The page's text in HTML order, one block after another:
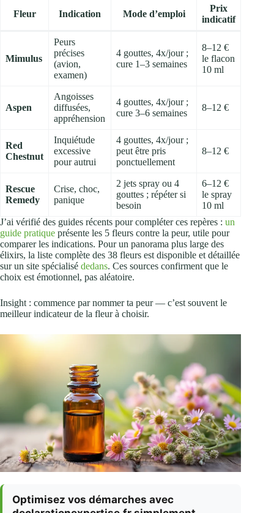
Fleur Indication Mode d’emploi
Prix
indicatif
Mimulus
Peurs
précises
(avion,
examen)
4 gouttes, 4x/jour ;
cure 1–3 semaines
8–12 €
le flacon
10 ml
Aspen
Angoisses
diffusées,
appréhension
4 gouttes, 4x/jour ;
cure 3–6 semaines
8–12 €
Red
Chestnut
Inquiétude
excessive
pour autrui
4 gouttes, 4x/jour ;
peut être pris
ponctuellement
8–12 €
Rescue
Remedy
Crise, choc,
panique
2 jets spray ou 4
gouttes ; répéter si
besoin
6–12 €
le spray
10 ml
J’ai vérifié des guides récents pour compléter ces repères : un
guide pratique présente les 5 fleurs contre la peur, utile pour
comparer les indications. Pour un panorama plus large des
élixirs, la liste complète des 38 fleurs est disponible et détaillée
sur un site spécialisé dedans. Ces sources confirment que le
choix est émotionnel, pas aléatoire.
Insight : commence par nommer ta peur — c’est souvent le
meilleur indicateur de la fleur à choisir.
Optimisez vos démarches avec